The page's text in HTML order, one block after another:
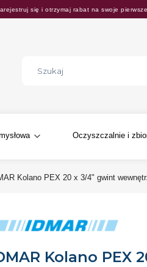
się i otrzymaj rabat na swoje
Oczyszczalnie i
Kolano PEX 20 x 3/4" gwint
Kolano PEX